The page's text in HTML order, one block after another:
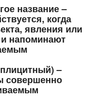
название –
когда
явления или
напоминают
–
совершенно